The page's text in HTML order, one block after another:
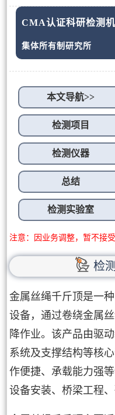
CMA认证科研检测
集体所有制研究所
本文导航>>
检测项目
检测仪器
总结
检测实验室
注意：因业务调整，暂不接
检
金属丝绳千斤顶是一
设备，通过卷绕金属
降作业。该产品由驱
系统及支撑结构等核
作便捷、承载能力强
设备安装、桥梁工程